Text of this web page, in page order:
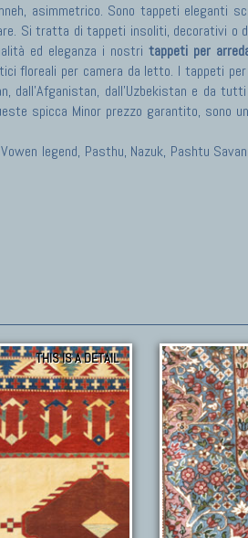
asimmetrico. Sono tappeti eleganti
Si tratta di tappeti insoliti, decorativi o
ed eleganza i nostri tappeti per
floreali per camera da letto. I tappeti
dall'Uzbekistan e da
spicca Minor prezzo garantito, sono
legend, Pasthu, Nazuk, Pashtu
THIS IS A DETAIL